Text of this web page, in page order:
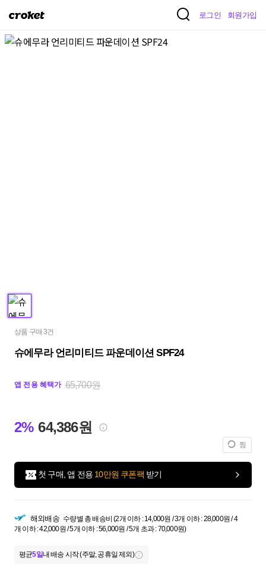
크
켓
로그인 회원가입
상품 구매 3건
슈에무라 언리미티드 파운데이션 SPF24
앱 전용 혜택가 65,700원
2% 64,386원
찜
첫 구매, 앱 전용 10만원 쿠폰팩 받기
해외배송 수량별 총 배송비 (2개 이하 : 14,000원 / 3개 이하 : 28,000원 / 4
개 이하 : 42,000원 / 5개 이하 : 56,000원 / 5개 초과 : 70,000원)
평균5일내 배송 시작 (주말, 공휴일 제외)